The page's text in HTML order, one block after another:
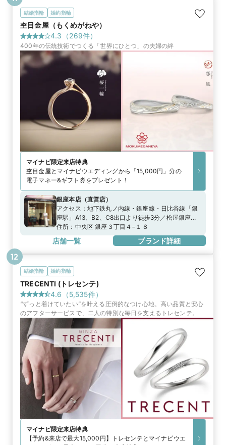
結婚指輪 婚約指輪
杢目金屋（もくめがねや）
4.3 （269件）
400年の伝統技術でつくる「世界にひとつ」の夫婦の絆
マイナビ限定来店特典
杢目金屋とマイナビウエディングから「15,000円」分の
電子マネー&ギフト券をプレゼント！
銀座本店（直営店）
アクセス： 地下鉄丸ノ内線・銀座線・日比谷線「銀
座駅」A13、B2、C8出口より徒歩3分／松屋銀座よ
り徒歩2分、ルミネ有楽町より徒歩5分地下鉄有楽町
線「銀座一丁目駅」8番出口より徒歩3分JR山手線・
京浜東北線「有楽町駅」中央口より徒歩4分
住所： 中央区 銀座３丁目４−１８
店舗一覧 ブランド詳細
結婚指輪 婚約指輪
TRECENTI (トレセンテ)
4.6 （5,535件）
“ずっと着けていたい”を叶える圧倒的なつけ心地。高い品質と安心
のアフターサービスで、二人の特別な毎日を支えるトレセンテ。
マイナビ限定来店特典
【予約&来店で最大15,000円】トレセンテとマイナビウエ
12